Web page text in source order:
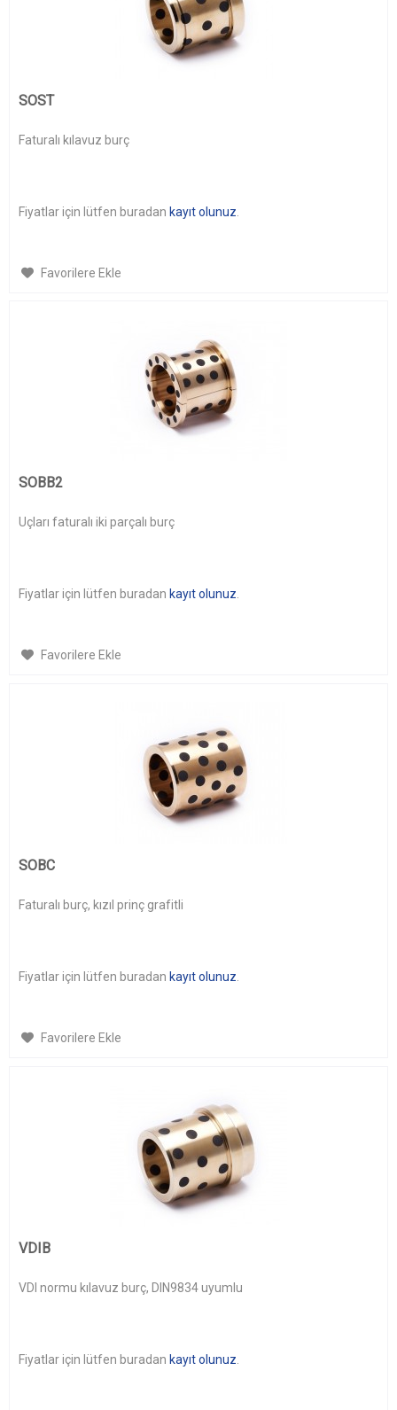
SOST
Faturalı kılavuz burç
Fiyatlar için lütfen buradan kayıt olunuz
Favorilere Ekle
SOBB2
Uçları faturalı iki parçalı burç
Fiyatlar için lütfen buradan kayıt olunuz.
Favorilere Ekle
SOBC
Faturalı burç, kızıl prinç grafitli
Fiyatlar için lütfen buradan kayıt olunuz
Favorilere Ekle
VDIB
VDI normu kılavuz burç, DIN9834 uyumlu
Fiyatlar için lütfen buradan kayıt olunuz